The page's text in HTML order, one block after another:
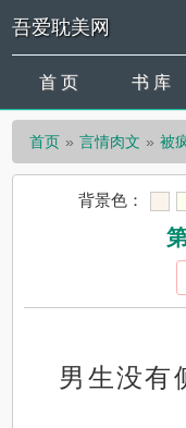
吾爱耽美网
首 页 书 库
首页 言情肉文 被
背景色：
男生没有